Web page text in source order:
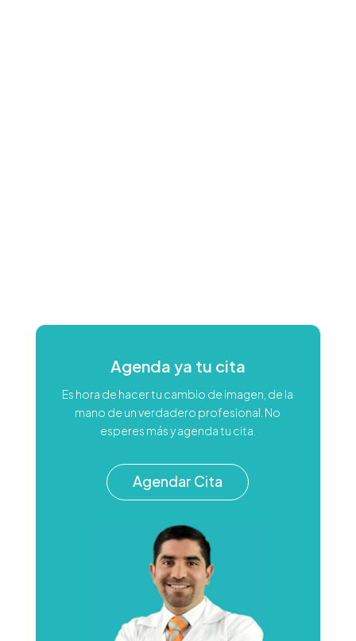
Agenda ya tu cita
Es hora de hacer tu cambio de imagen, de la
mano de un verdadero profesional. No
esperes más y agenda tu cita.
Agendar Cita